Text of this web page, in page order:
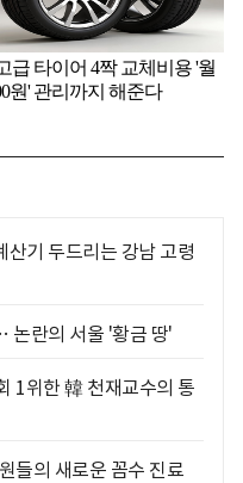
기 두드리는 강남 고령
논란의 서울 '황금 땅'
1위한 韓 천재교수의 통
들의 새로운 꼼수 진료